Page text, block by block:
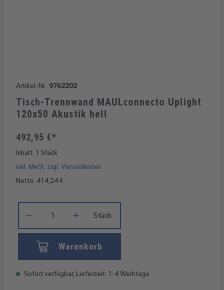
Artikel-Nr.: 9762202
Tisch-Trennwand MAULconnecto Uplight
120x50 Akustik hell
492,95 €*
Inhalt: 1 Stück
inkl. MwSt. zzgl. Versandkosten
Netto: 414,24 €
Stück
Warenkorb
Sofort verfügbar, Lieferzeit: 1-4 Werktage